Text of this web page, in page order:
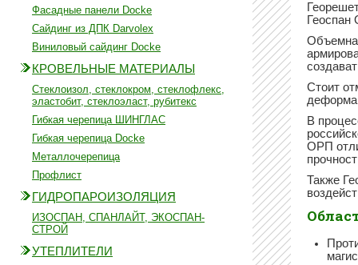
Фасадные панели Docke
Сайдинг из ДПК Darvolex
Виниловый сайдинг Docke
КРОВЕЛЬНЫЕ МАТЕРИАЛЫ
Стеклоизол, стеклокром, стеклофлекс,
эластобит, стеклоэласт, рубитекс
Гибкая черепица ШИНГЛАС
Гибкая черепица Docke
Металлочерепица
Профлист
ГИДРОПАРОИЗОЛЯЦИЯ
ИЗОСПАН, СПАНЛАЙТ, ЭКОСПАН-
СТРОЙ
УТЕПЛИТЕЛИ
Геоспан
Стоит
В
ОРП
Также